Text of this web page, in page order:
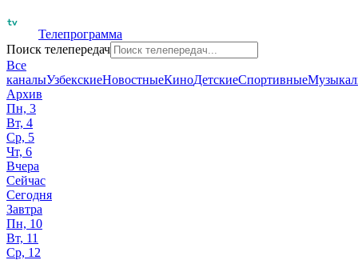
Телепрограмма
Поиск телепередач
Все
каналыУзбекскиеНовостныеКиноДетскиеСпортивные
Архив
Пн, 3
Вт, 4
Ср, 5
Чт, 6
Вчера
Сейчас
Сегодня
Завтра
Пн, 10
Вт, 11
Ср, 12